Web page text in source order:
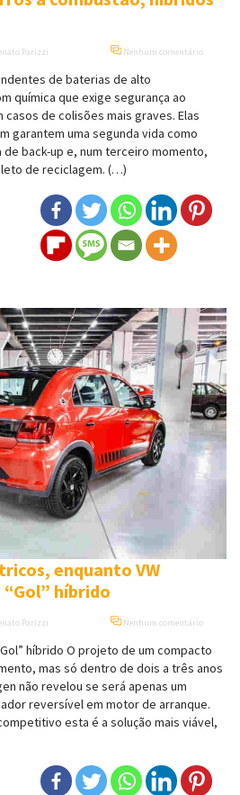
Parizzi Nenhum comentário
de baterias de alto
química que exige segurança ao
de colisões mais graves. Elas
garantem uma segunda vida como
back-up e, num terceiro momento,
de reciclagem. (…)
enquanto VW
híbrido
Parizzi Nenhum comentário
híbrido O projeto de um compacto
mas só dentro de dois a três anos
não revelou se será apenas um
reversível em motor de arranque.
esta é a solução mais viável,